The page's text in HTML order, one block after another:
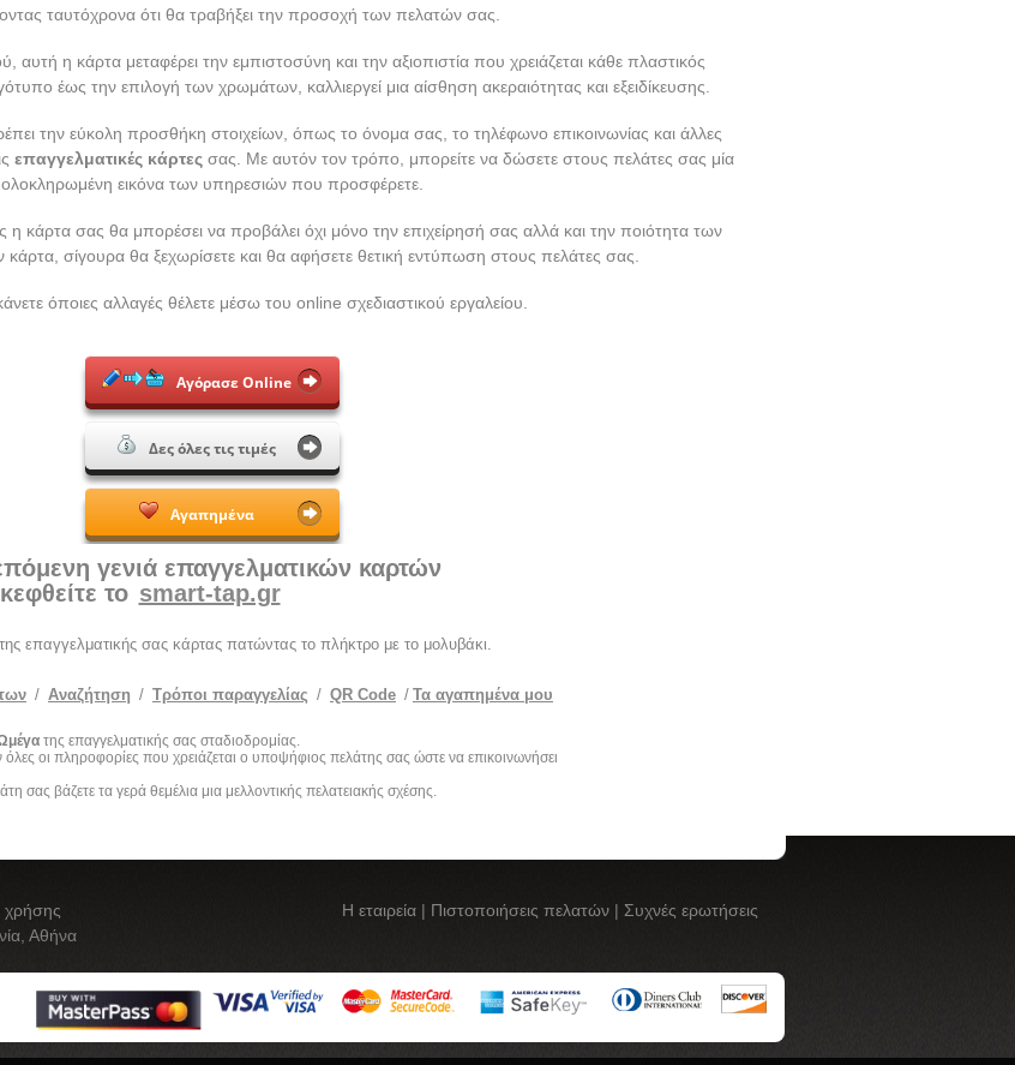
ταυτόχρονα ότι θα τραβήξει την προσοχή των πελατών σας.
η κάρτα μεταφέρει την εμπιστοσύνη και την αξιοπιστία που χρειάζεται κάθε πλαστικός
έως την επιλογή των χρωμάτων, καλλιεργεί μια αίσθηση ακεραιότητας και εξειδίκευσης.
την εύκολη προσθήκη στοιχείων, όπως το όνομα σας, το τηλέφωνο επικοινωνίας και άλλες
επαγγελματικές κάρτεςσας. Με αυτόν τον τρόπο, μπορείτε να δώσετε στους πελάτες σας μία
ολοκληρωμένη εικόνα των υπηρεσιών που προσφέρετε.
η κάρτα σας θα μπορέσει να προβάλει όχι μόνο την επιχείρησή σας αλλά και την ποιότητα των
σίγουρα θα ξεχωρίσετε και θα αφήσετε θετική εντύπωση στους πελάτες σας.
όποιες αλλαγές θέλετε μέσω του online σχεδιαστικού εργαλείου.
Αγόρασε Online
Δες όλες τις τιμές
Αγαπημένα
γενιά επαγγελματικών καρτών
το smart-tap.gr
επαγγελματικής σας κάρτας πατώντας το πλήκτρο με το μολυβάκι.
/ Αναζήτηση / Τρόποι παραγγελίας / QR Code / Τα αγαπημένα μου
της επαγγελματικής σας σταδιοδρομίας.
οι πληροφορίες που χρειάζεται ο υποψήφιος πελάτης σας ώστε να επικοινωνήσει
σας βάζετε τα γερά θεμέλια μια μελλοντικής πελατειακής σχέσης.
χρήσης Η εταιρεία | Πιστοποιήσεις πελατών | Συχνές ερωτήσεις
Αθήνα